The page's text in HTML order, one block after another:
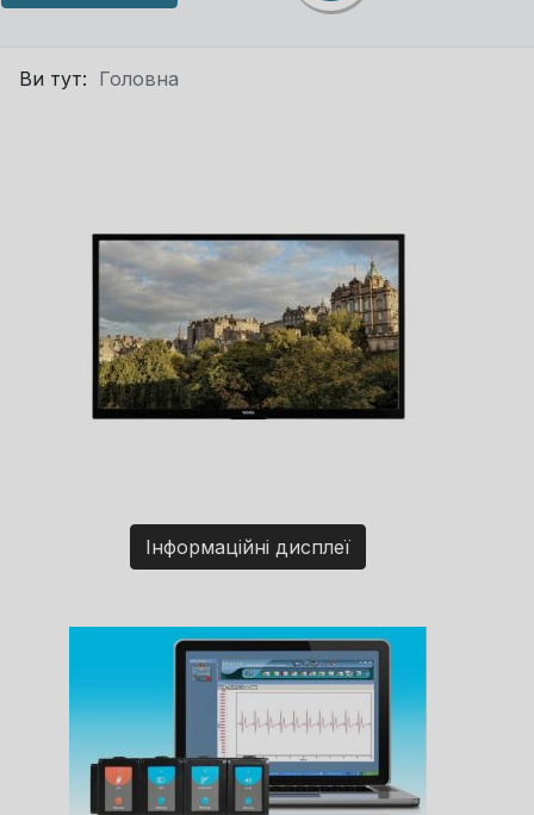
Ви тут: Головна
Інформаційні дисплеї